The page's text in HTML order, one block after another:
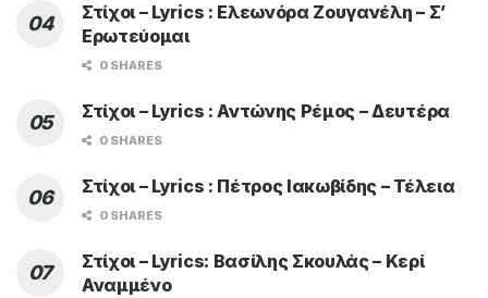
Στίχοι – Lyrics : Ελεωνόρα Ζουγανέλη – Σ’
Ερωτεύομαι
0 SHARES
Στίχοι – Lyrics : Αντώνης Ρέμος – Δευτέρα
0 SHARES
Στίχοι – Lyrics : Πέτρος Ιακωβίδης – Τέλεια
0 SHARES
Στίχοι – Lyrics: Βασίλης Σκουλάς – Κερί
Αναμμένο